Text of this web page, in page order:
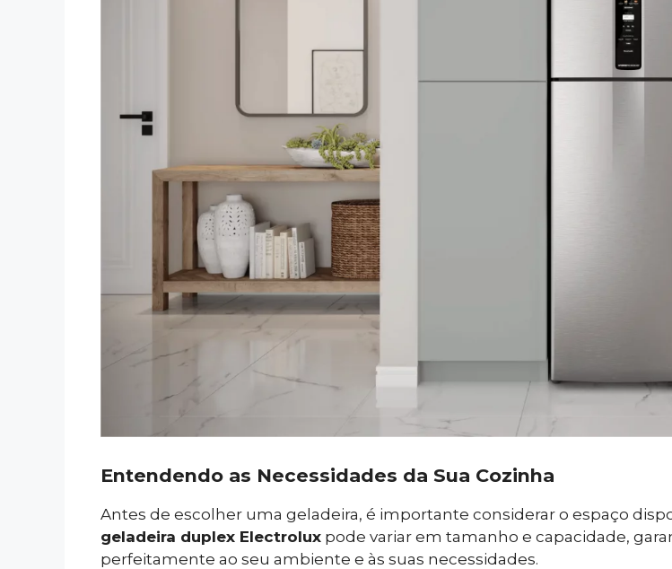
Entendendo as Necessidades da Sua Cozinha
Antes de escolher uma geladeira, é importante considerar o espaço
geladeira duplex Electrolux pode variar em tamanho e capacidade,
perfeitamente ao seu ambiente e às suas necessidades.